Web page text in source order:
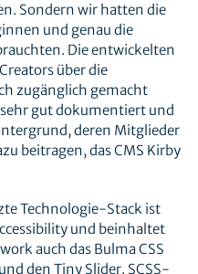
Sondern wir hatten die
und genau die
Die entwickelten
über die
zugänglich gemacht
gut dokumentiert und
deren Mitglieder
beitragen, das CMS Kirby
Technologie-Stack ist
und beinhaltet
auch das Bulma CSS
den Tiny Slider. SCSS-